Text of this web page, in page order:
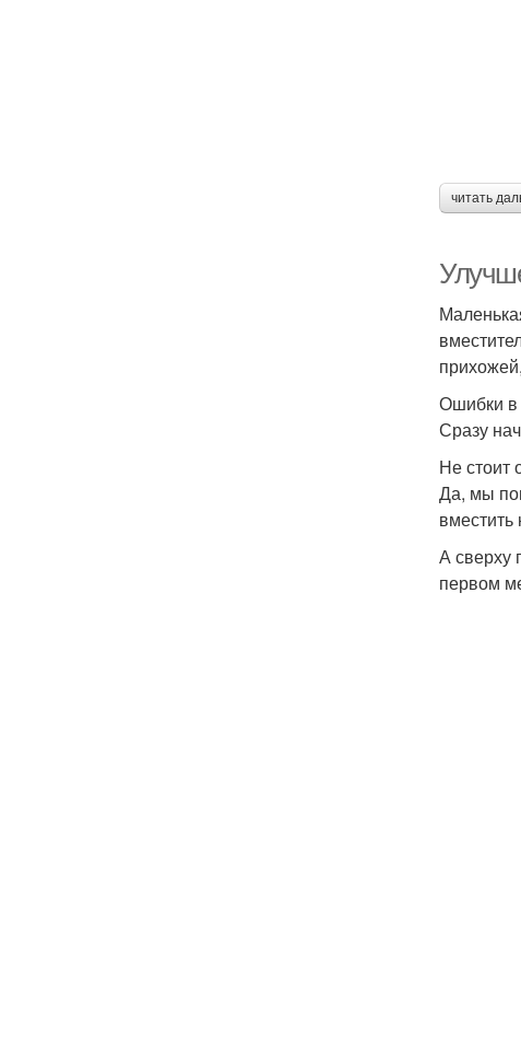
читать
Ошибки в
Сразу
Не стоит
Да, мы
А сверху
первом